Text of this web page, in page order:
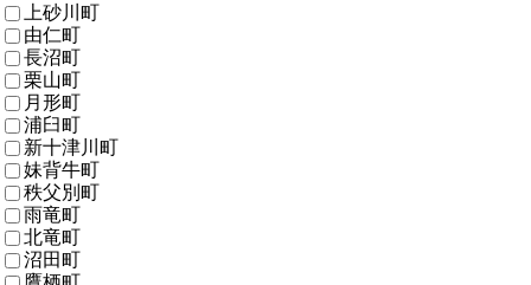
上砂川町
由仁町
長沼町
栗山町
月形町
浦臼町
新十津川町
妹背牛町
秩父別町
雨竜町
北竜町
沼田町